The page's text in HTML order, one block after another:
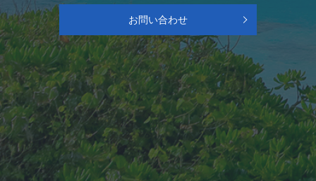
お問い合わせ